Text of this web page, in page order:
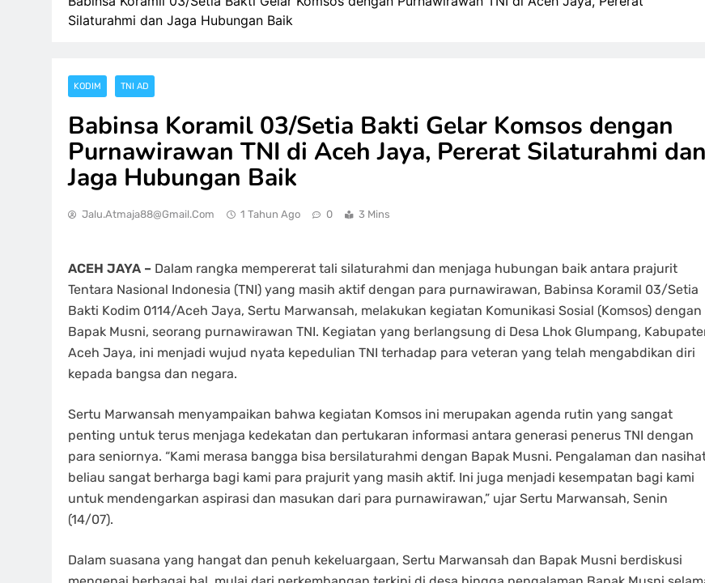
Silaturahmi dan Jaga Hubungan Baik
KODIM TNI AD
Babinsa Koramil 03/Setia Bakti Gelar Komsos dengan
Purnawirawan TNI di Aceh Jaya, Pererat Silaturahmi dan
Jaga Hubungan Baik
Jalu.atmaja88@gmail.com 1 Tahun Ago 0 3 Mins
ACEH JAYA – Dalam rangka mempererat tali silaturahmi dan menjaga hubungan baik antara prajurit
Tentara Nasional Indonesia (TNI) yang masih aktif dengan para purnawirawan, Babinsa Koramil 03/Setia
Bakti Kodim 0114/Aceh Jaya, Sertu Marwansah, melakukan kegiatan Komunikasi Sosial (Komsos) dengan
Bapak Musni, seorang purnawirawan TNI. Kegiatan yang berlangsung di Desa Lhok Glumpang,
Aceh Jaya, ini menjadi wujud nyata kepedulian TNI terhadap para veteran yang telah mengabdikan diri
kepada bangsa dan negara.
Sertu Marwansah menyampaikan bahwa kegiatan Komsos ini merupakan agenda rutin yang sangat
penting untuk terus menjaga kedekatan dan pertukaran informasi antara generasi penerus TNI dengan
para seniornya. “Kami merasa bangga bisa bersilaturahmi dengan Bapak Musni. Pengalaman dan
beliau sangat berharga bagi kami para prajurit yang masih aktif. Ini juga menjadi kesempatan bagi kami
untuk mendengarkan aspirasi dan masukan dari para purnawirawan,” ujar Sertu Marwansah, Senin
(14/07).
Dalam suasana yang hangat dan penuh kekeluargaan, Sertu Marwansah dan Bapak Musni berdiskusi